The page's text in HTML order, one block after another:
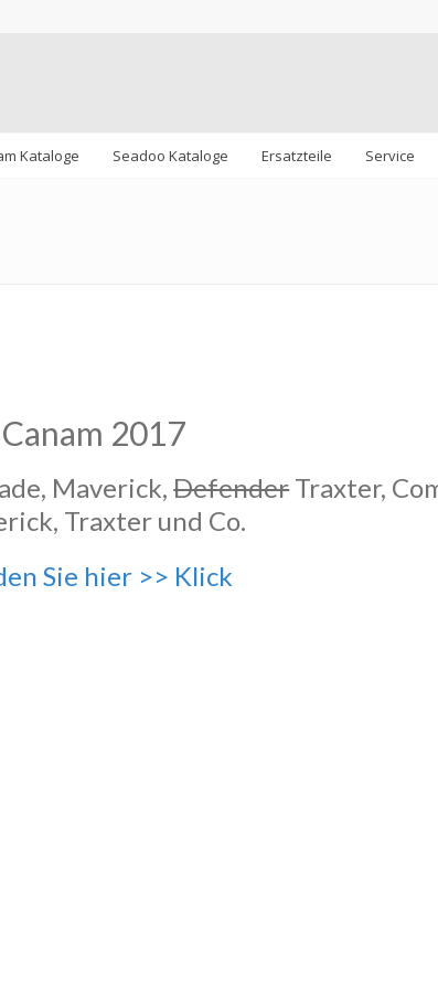
Kataloge Seadoo Kataloge Ersatzteile Service
Canam 2017
Maverick,DefenderTraxter,
Traxter und Co.
Sie hier >> Klick